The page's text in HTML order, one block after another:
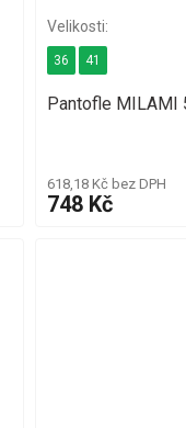
Pantofle MILAMI
618,18 Kč bez DPH
748 Kč
36 41